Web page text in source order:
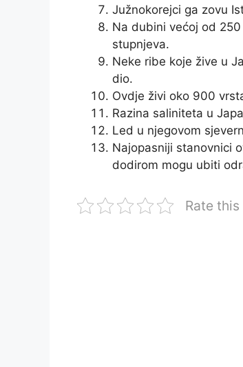
Južnokorejci ga zovu
Na dubini većoj od
stupnjeva.
Neke ribe koje žive u
dio.
Ovdje živi oko 900
Razina saliniteta u
Led u njegovom
Najopasniji stanovnici
dodirom mogu ubiti
Rate